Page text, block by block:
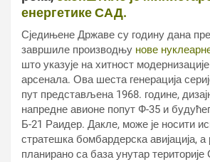
енергетике САД.
Сједињене Државе су годину дана
завршиле производњу нове
што указује на хитност
арсенала. Ова шеста генерација
пут представљена 1968. године,
напредне авионе попут Ф-35 и
Б-21 Раидер. Дакле, може је носити
стратешка бомбардерска авијација,
планирано са база унутар